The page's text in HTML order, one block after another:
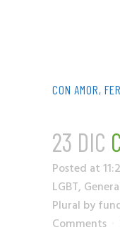
CON AMOR, FER
23 DIC
Posted at
LGBT,
Plural by
Comments